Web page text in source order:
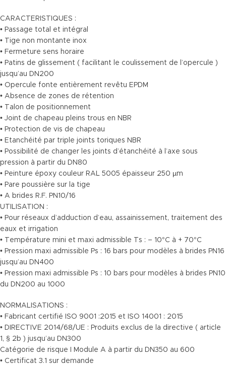
CARACTERISTIQUES :
• Passage total et intégral
• Tige non montante inox
• Fermeture sens horaire
• Patins de glissement ( facilitant le coulissement de l’opercule )
jusqu’au DN200
• Opercule fonte entièrement revêtu EPDM
• Absence de zones de rétention
• Talon de positionnement
• Joint de chapeau pleins trous en NBR
• Protection de vis de chapeau
• Etanchéité par triple joints toriques NBR
• Possibilité de changer les joints d’étanchéité à l’axe sous
pression à partir du DN80
• Peinture époxy couleur RAL 5005 épaisseur 250 µm
• Pare poussière sur la tige
• A brides R.F. PN10/16
UTILISATION :
• Pour réseaux d’adduction d’eau, assainissement, traitement des
eaux et irrigation
• Température mini et maxi admissible Ts : – 10°C à + 70°C
• Pression maxi admissible Ps : 16 bars pour modèles à brides PN16
jusqu’au DN400
• Pression maxi admissible Ps : 10 bars pour modèles à brides PN10
du DN200 au 1000
NORMALISATIONS :
• Fabricant certifié ISO 9001 :2015 et ISO 14001 : 2015
• DIRECTIVE 2014/68/UE : Produits exclus de la directive ( article
1, § 2b ) jusqu’au DN300
Catégorie de risque I Module A à partir du DN350 au 600
• Certificat 3.1 sur demande